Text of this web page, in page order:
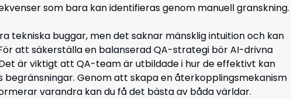
som bara kan identifieras genom manuell granskning.
tekniska buggar, men det saknar mänsklig intuition och kan
att säkerställa en balanserad QA-strategi bör AI-drivna
är viktigt att QA-team är utbildade i hur de effektivt kan
Genom att skapa en återkopplingsmekanism
varandra kan du få det bästa av båda världar.